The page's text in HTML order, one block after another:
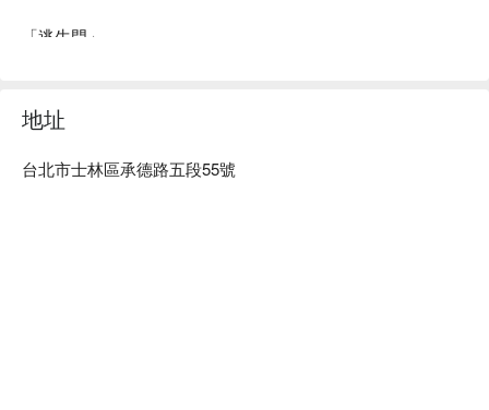
「逃生門」
「永遠不可忽視的一道門」
道瓶頸與阻礙所化成的門，令人不敢漠視，
地址
台北市士林區承德路五段55號